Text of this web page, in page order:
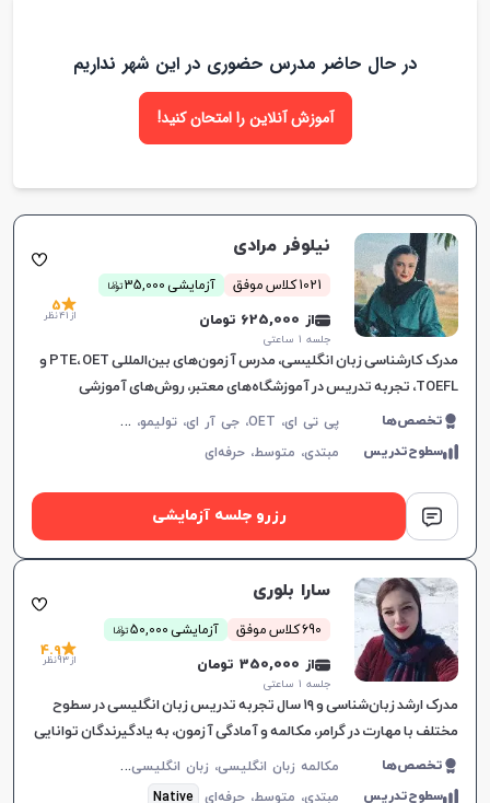
در حال حاضر مدرس حضوری در این شهر نداریم
آموزش آنلاین را امتحان کنید!
نیلوفر مرادی
1021 کلاس موفق آزمایشی 35,000 توما
ن
از 625,000 تومان
جلسه ۱ ساعتی
5
از 41 نظر
مدرک کارشناسی زبان انگلیسی، مدرس آزمون‌های بین‌المللی PTE، OET و
TOEFL، تجربه تدریس در آموزشگاه‌های معتبر، روش‌های آموزشی
اختصاصی بر اساس شخصیت و سلیقه زبان‌آموز.
تخصص‌ها پ
ی تی ای، OET، جی آر ای، تولیمو، مکالمه زبان انگلیسی، زبان انگلیسی عمومی، گرامر زبان انگلیسی، زبان انگلیسی بریتیش، زبان انگلیسی آمریکایی، زبان انگلیسی کانادایی، زبان انگلیسی استرالیایی، زبان انگلیسی کنکور سراسری، زبان انگلیسی کنکور کاردانی، زبان انگلیسی هفتم دبیرستان، زبان انگلیسی هشتم دبیرستان، زبان انگلیسی نهم دبیرستان، زبان انگلیسی دهم دبیرستان، زبان انگلیسی یازدهم دبیرستان، زبان انگلیسی دوازدهم دبیرستان، زبان انگلیسی کودکان، تافل
سطوح‌تدریس مبتدی، متوسط،حرفه‌ای
رزرو جلسه آزمایشی
سارا بلوری
690 کلاس موفق آزمایشی 50,000 توما
ن
از 350,000 تومان
جلسه ۱ ساعتی
4.9
از 93 نظر
مدرک ارشد زبان‌شناسی و ۱۹ سال تجربه تدریس زبان انگلیسی در سطوح
مختلف با مهارت در گرامر، مکالمه و آمادگی آزمون‌، به یادگیرندگان توانایی
بالایی می‌دهد.
تخصص‌ها م
کالمه زبان انگلیسی، زبان انگلیسی عمومی، گرامر زبان انگلیسی، زبان انگلیسی آمریکایی، زبان انگلیسی کنکور سراسری، زبان انگلیسی کنکور کاردانی، زبان انگلیسی کنکور ارشد، زبان انگلیسی هفتم دبیرستان، زبان انگلیسی هشتم دبیرستان، زبان انگلیسی نهم دبیرستان، زبان انگلیسی دهم دبیرستان، زبان انگلیسی یازدهم دبیرستان، زبان انگلیسی دوازدهم دبیرستان، زبان انگلیسی کودکان
سطوح‌تدریس مبتدی، متوسط،حرفه‌ای Native